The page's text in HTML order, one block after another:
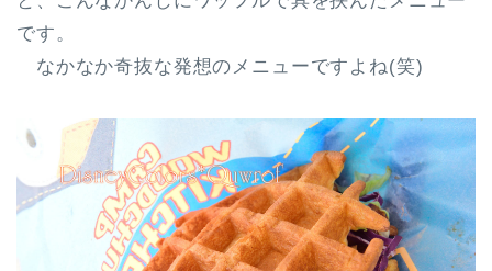
です。
なかなか奇抜な発想のメニューですよね(笑)